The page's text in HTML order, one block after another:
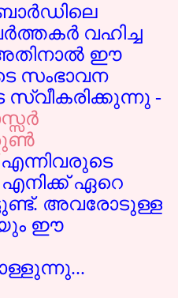
വഹിച്ച
ഈ
സംഭാവന
-
എന്നിവരുടെ
എനിക്ക് ഏറെ
അവരോടുള്ള
ഈ